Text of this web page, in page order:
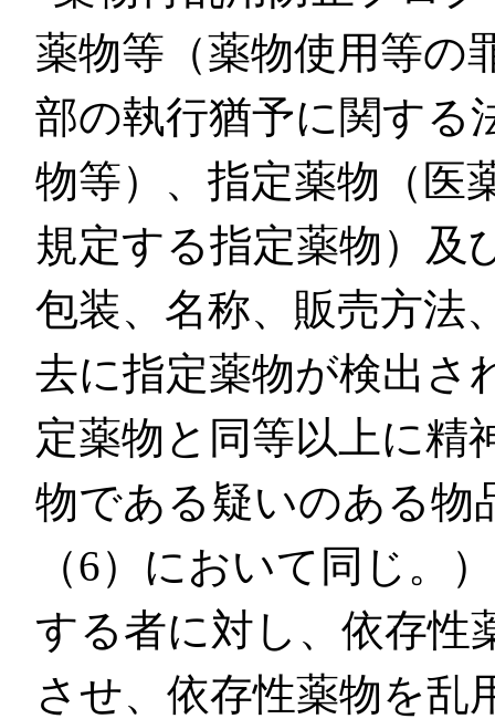
薬物等（薬物使用等の
部の執行猶予に関する
物等）、指定薬物（医
規定する指定薬物）及
包装、名称、販売方法
去に指定薬物が検出さ
定薬物と同等以上に精
物である疑いのある物
（6）において同じ。
する者に対し、依存性
させ、依存性薬物を乱